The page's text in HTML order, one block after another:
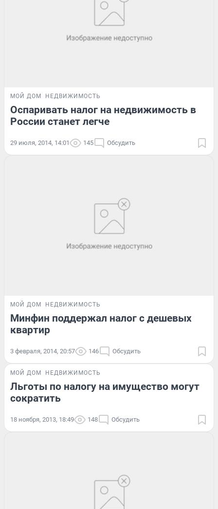
МОЙ ДОМ НЕДВИЖИМОСТЬ
Оспаривать налог на недвижимость в
России станет легче
29 июля, 2014, 14:01 145 Обсудить
МОЙ ДОМ НЕДВИЖИМОСТЬ
Минфин поддержал налог с дешевых
квартир
3 февраля, 2014, 20:57 146 Обсудить
МОЙ ДОМ НЕДВИЖИМОСТЬ
Льготы по налогу на имущество могут
сократить
18 ноября, 2013, 18:49 148 Обсудить